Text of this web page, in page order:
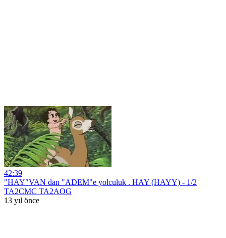
42:39
"HAY"VAN dan "ADEM"e yolculuk . HAY (HAYY) - 1/2
TA2CMC TA2AOG
13 yıl önce